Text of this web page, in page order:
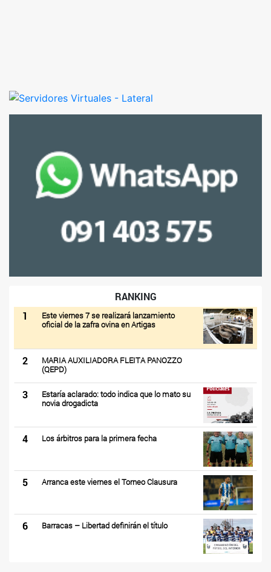
RANKING
1
Este viernes 7 se realizará lanzamiento
oficial de la zafra ovina en Artigas
2
MARIA AUXILIADORA FLEITA PANOZZO
(QEPD)
3
Estaría aclarado: todo indica que lo mato su
novia drogadicta
4 Los árbitros para la primera fecha
5 Arranca este viernes el Torneo Clausura
6 Barracas – Libertad definirán el título